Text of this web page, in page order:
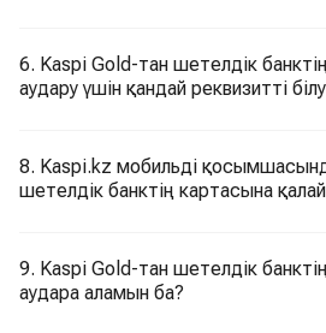
6. Kaspi Gold-тан шетелдік
аудару үшін қандай реквизитті
8. Kaspi.kz мобильді
шетелдік банктің картасына
9. Kaspi Gold-тан шетелдік
аудара аламын ба?